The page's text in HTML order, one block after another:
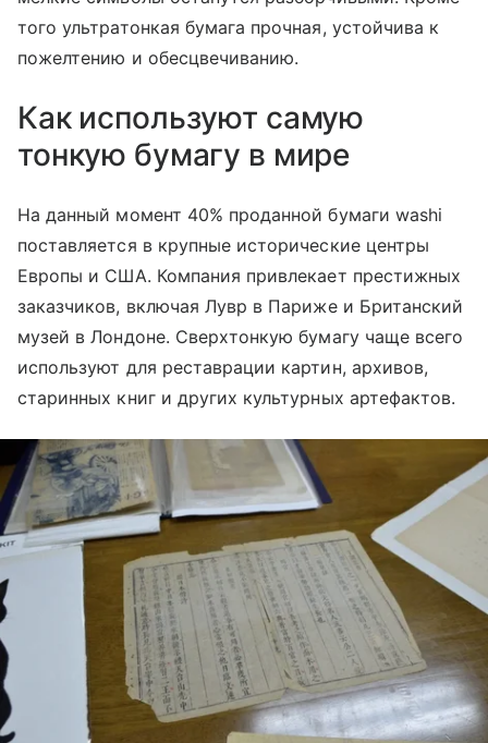
того ультратонкая бумага прочная, устойчива к
пожелтению и обесцвечиванию.
Как используют самую
тонкую бумагу в мире
На данный момент 40% проданной бумаги washi
поставляется в крупные исторические центры
Европы и США. Компания привлекает престижных
заказчиков, включая Лувр в Париже и Британский
музей в Лондоне. Сверхтонкую бумагу чаще всего
используют для реставрации картин, архивов,
старинных книг и других культурных артефактов.